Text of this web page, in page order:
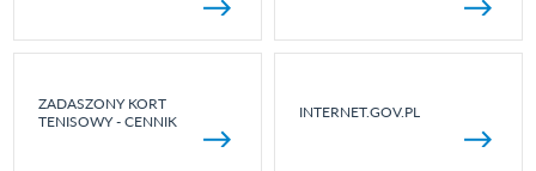
ZADASZONY KORT
TENISOWY - CENNIK
INTERNET.GOV.PL